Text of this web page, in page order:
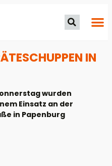
IN
wurden
Einsatz an der
in Papenburg